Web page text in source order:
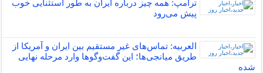
ترامپ: همه چیز درباره ایران به طور استثنایی خوب
پیش می‌رود
العربیه: تماس‌های غیر مستقیم بین ایران و آمریکا از
طریق میانجی‌ها؛ این گفت‌و‌گو‌ها وارد مرحله نهایی
شده